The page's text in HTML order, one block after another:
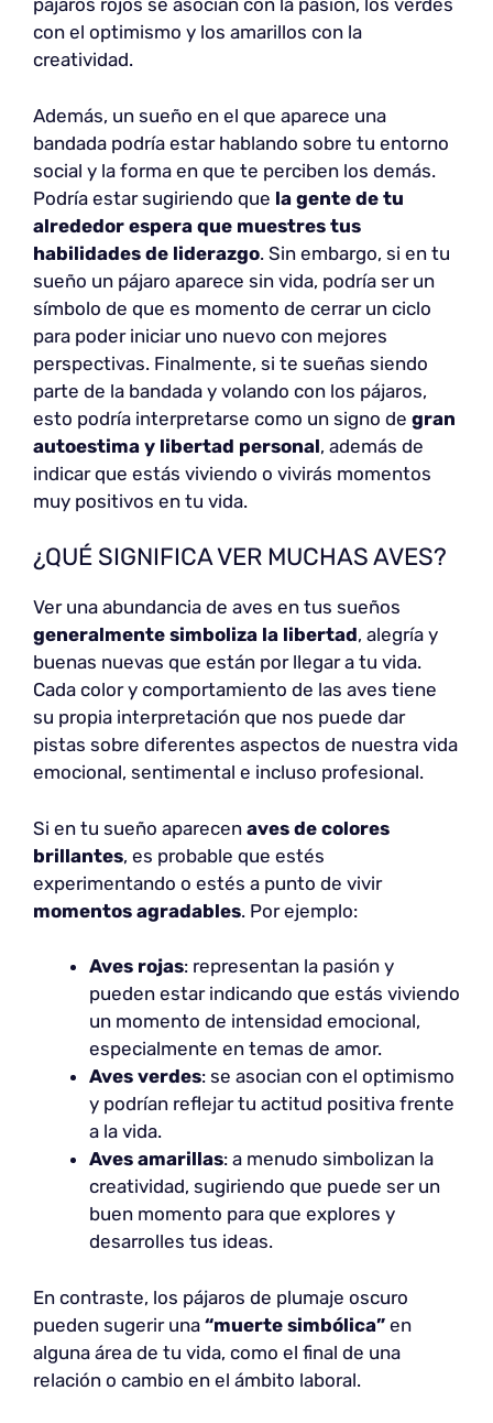
pájaros rojos se asocian con la pasión, los verdes
con el optimismo y los amarillos con la
creatividad.
Además, un sueño en el que aparece una
bandada podría estar hablando sobre tu entorno
social y la forma en que te perciben los demás.
Podría estar sugiriendo que la gente de tu
alrededor espera que muestres tus
habilidades de liderazgo. Sin embargo, si en tu
sueño un pájaro aparece sin vida, podría ser un
símbolo de que es momento de cerrar un ciclo
para poder iniciar uno nuevo con mejores
perspectivas. Finalmente, si te sueñas siendo
parte de la bandada y volando con los pájaros,
esto podría interpretarse como un signo de gran
autoestima y libertad personal, además de
indicar que estás viviendo o vivirás momentos
muy positivos en tu vida.
¿QUÉ SIGNIFICA VER MUCHAS AVES?
Ver una abundancia de aves en tus sueños
generalmente simboliza la libertad, alegría y
buenas nuevas que están por llegar a tu vida.
Cada color y comportamiento de las aves tiene
su propia interpretación que nos puede dar
pistas sobre diferentes aspectos de nuestra vida
emocional, sentimental e incluso profesional.
Si en tu sueño aparecen aves de colores
brillantes, es probable que estés
experimentando o estés a punto de vivir
momentos agradables. Por ejemplo:
Aves rojas: representan la pasión y
pueden estar indicando que estás viviendo
un momento de intensidad emocional,
especialmente en temas de amor.
Aves verdes: se asocian con el optimismo
y podrían reflejar tu actitud positiva frente
a la vida.
Aves amarillas: a menudo simbolizan la
creatividad, sugiriendo que puede ser un
buen momento para que explores y
desarrolles tus ideas.
En contraste, los pájaros de plumaje oscuro
pueden sugerir una “muerte simbólica” en
alguna área de tu vida, como el final de una
relación o cambio en el ámbito laboral.